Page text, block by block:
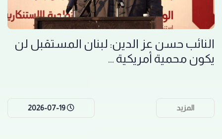
النائب حسن عز الدين: لبنان المستقبل لن
يكون محمية أمريكية ...
المزيد